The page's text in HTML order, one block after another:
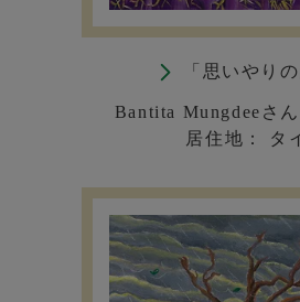
「思いやりの
Bantita Mungdeeさん
居住地： タ